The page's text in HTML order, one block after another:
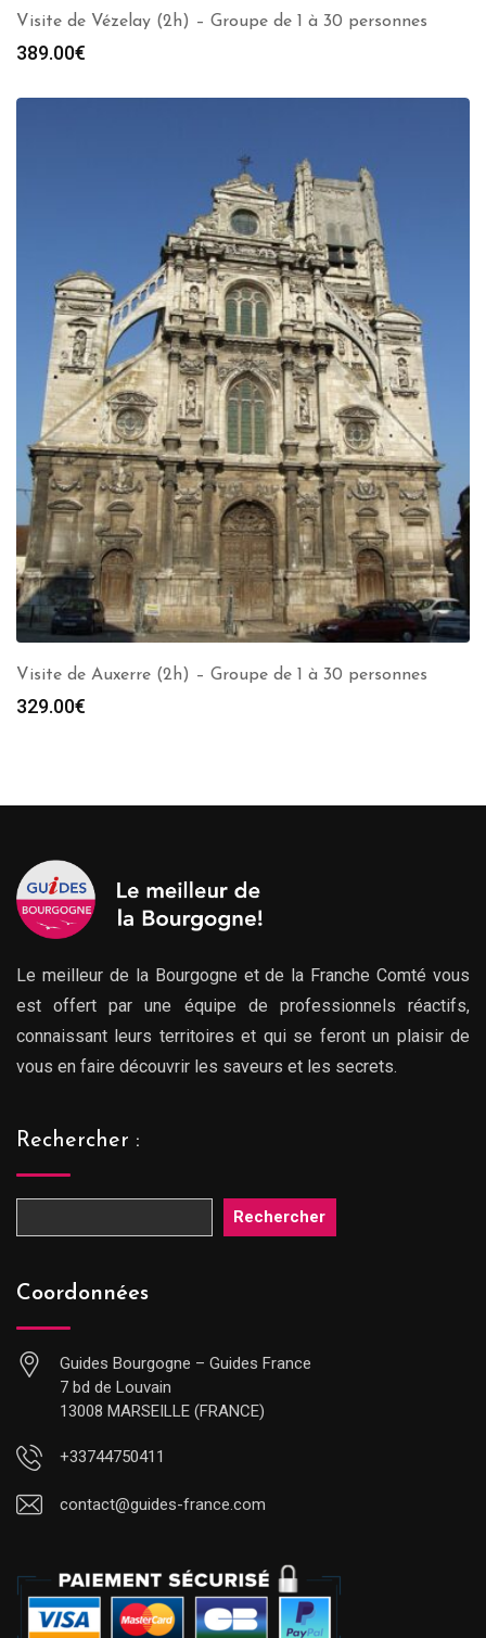
Visite de Vézelay (2h) – Groupe de 1 à 30 personnes
389.00€
Visite de Auxerre (2h) – Groupe de 1 à 30 personnes
329.00€
Le meilleur de la Bourgogne et de la Franche Comté vous
est offert par une équipe de professionnels réactifs,
connaissant leurs territoires et qui se feront un plaisir de
vous en faire découvrir les saveurs et les secrets.
Rechercher :
Rechercher
Coordonnées
Guides Bourgogne – Guides France
7 bd de Louvain
13008 MARSEILLE (FRANCE)
+33744750411
contact@guides-france.com